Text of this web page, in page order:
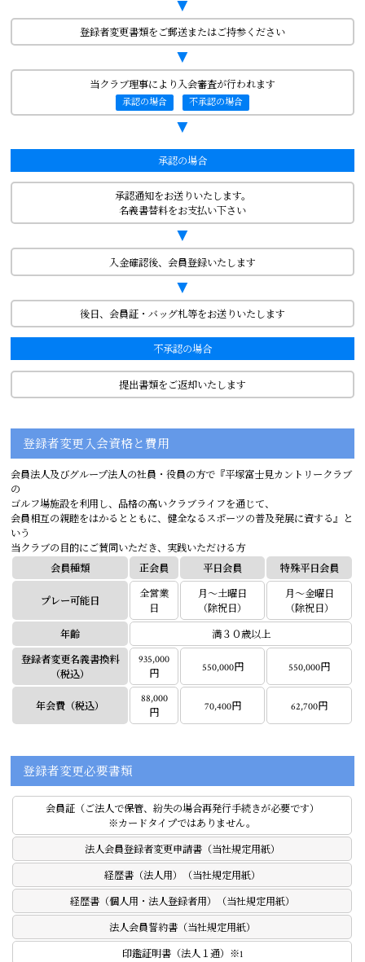
▼
登録者変更書類をご郵送またはご持参ください
▼
当クラブ理事により入会審査が行われます
承認の場合 不承認の場合
▼
承認の場合
承認通知をお送りいたします。
名義書替料をお支払い下さい
▼
入金確認後、会員登録いたします
▼
後日、会員証・バッグ札等をお送りいたします
不承認の場合
提出書類をご返却いたします
登録者変更入会資格と費用
会員法人及びグループ法人の社員・役員の方で『平塚富士見カントリークラブ
の
ゴルフ場施設を利用し、品格の高いクラブライフを通じて、
会員相互の親睦をはかるとともに、健全なるスポーツの普及発展に資する』と
いう
当クラブの目的にご賛同いただき、実践いただける方
会員種類
正会員 平日会員 特殊平日会員
プレー可能日
全営業
日
月～土曜日
（除祝日）
月～金曜日
（除祝日）
年齢
満３０歳以上
登録者変更名義書換料
（税込）
935,000
円
550,000円 550,000円
年会費 （税込）
88,000
円
70,400円 62,700円
登録者変更必要書類
会員証（ご法人で保管、紛失の場合再発行手続きが必要です）
※カードタイプではありません。
法人会員登録者変更申請書（当社規定用紙）
経歴書（法人用）（当社規定用紙）
経歴書（個人用・法人登録者用）（当社規定用紙）
法人会員誓約書（当社規定用紙）
印鑑証明書（法人１通） ※1